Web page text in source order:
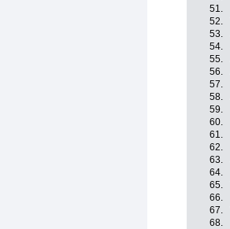
51.
52.
53.
54.
55.
56.
57.
58.
59.
60.
61.
62.
63.
64.
65.
66.
67.
68.